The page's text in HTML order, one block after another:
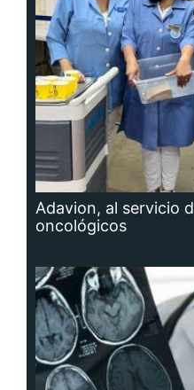
Adavion, al servicio
oncológicos